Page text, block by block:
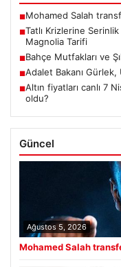
■Mohamed Salah
■Tatlı Krizlerine
Magnolia Tarifi
■Bahçe Mutfakları ve
■Adalet Bakanı
■Altın fiyatları canlı 7
oldu?
Güncel
Ağustos 5, 2026
Mohamed Salah